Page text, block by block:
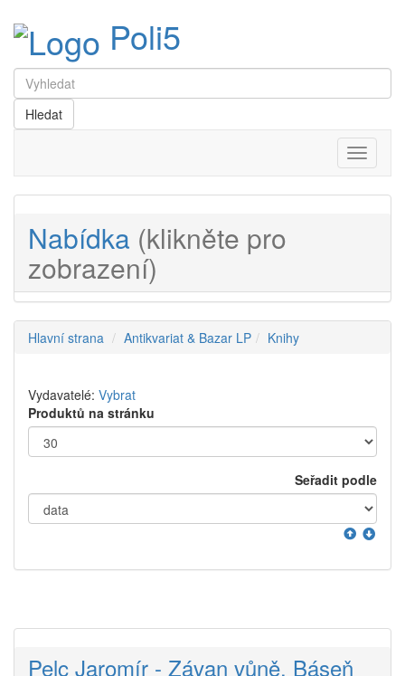
Poli5
Menu
Nabídka (klikněte pro
zobrazení)
Hlavní strana Antikvariat & Bazar LP Knihy
Vydavatelé: Vybrat
Produktů na stránku
Seřadit podle
Pelc Jaromír - Závan vůně. Báseň